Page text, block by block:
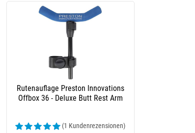
Gebogene Stütze Preston Innovations
Cross Arm Short Offbox 36
(2 Kundenrezensionen)